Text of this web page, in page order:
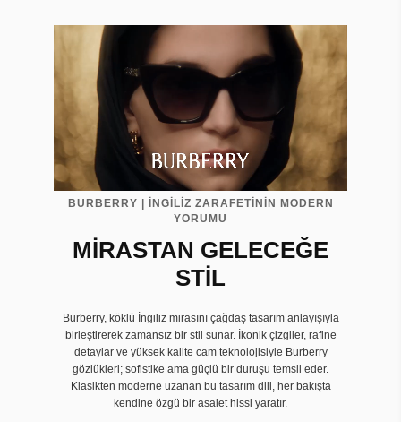
BURBERRY | İNGİLİZ ZARAFETİNİN MODERN
YORUMU
MİRASTAN GELECEĞE
STİL
Burberry, köklü İngiliz mirasını çağdaş tasarım anlayışıyla
birleştirerek zamansız bir stil sunar. İkonik çizgiler, rafine
detaylar ve yüksek kalite cam teknolojisiyle Burberry
gözlükleri; sofistike ama güçlü bir duruşu temsil eder.
Klasikten moderne uzanan bu tasarım dili, her bakışta
kendine özgü bir asalet hissi yaratır.